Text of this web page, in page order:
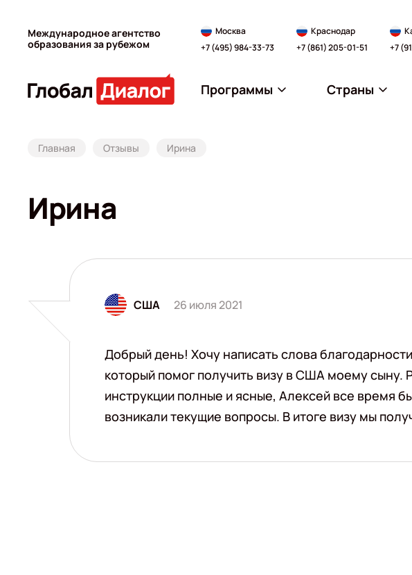
Международное агентство
образования за рубежом
Москва
+7 (495) 984-33-73
Краснодар
+7 (861) 205-01-51
+7
Программы Страны
Главная Отзывы Ирина
Ирина
США 26 июля 2021
Добрый день! Хочу написать слова
который помог получить визу в США моему сыну.
инструкции полные и ясные, Алексей все время
возникали текущие вопросы. В итоге визу мы